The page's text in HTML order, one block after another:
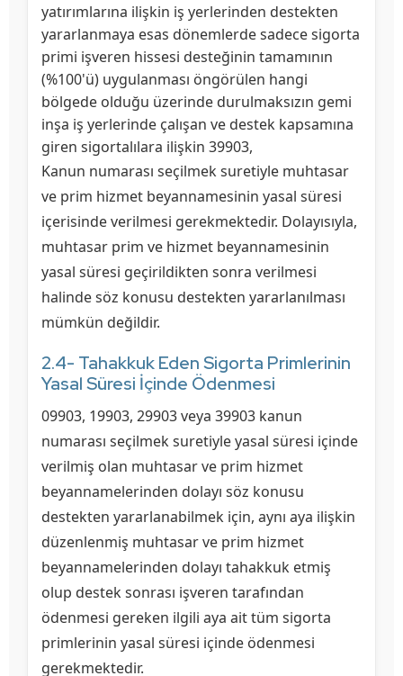
yatırımlarına ilişkin iş yerlerinden destekten
yararlanmaya esas dönemlerde sadece sigorta
primi işveren hissesi desteğinin tamamının
(%100'ü) uygulanması öngörülen hangi
bölgede olduğu üzerinde durulmaksızın gemi
inşa iş yerlerinde çalışan ve destek kapsamına
giren sigortalılara ilişkin 39903,
Kanun numarası seçilmek suretiyle muhtasar
ve prim hizmet beyannamesinin yasal süresi
içerisinde verilmesi gerekmektedir. Dolayısıyla,
muhtasar prim ve hizmet beyannamesinin
yasal süresi geçirildikten sonra verilmesi
halinde söz konusu destekten yararlanılması
mümkün değildir.
2.4- Tahakkuk Eden Sigorta Primlerinin
Yasal Süresi İçinde Ödenmesi
09903, 19903, 29903 veya 39903 kanun
numarası seçilmek suretiyle yasal süresi içinde
verilmiş olan muhtasar ve prim hizmet
beyannamelerinden dolayı söz konusu
destekten yararlanabilmek için, aynı aya ilişkin
düzenlenmiş muhtasar ve prim hizmet
beyannamelerinden dolayı tahakkuk etmiş
olup destek sonrası işveren tarafından
ödenmesi gereken ilgili aya ait tüm sigorta
primlerinin yasal süresi içinde ödenmesi
gerekmektedir.